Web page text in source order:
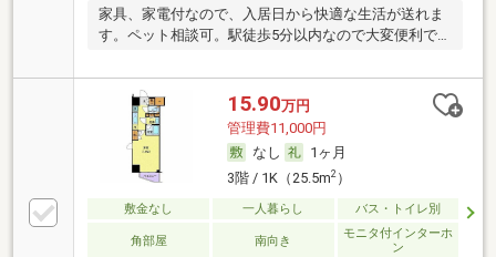
家具、家電付なので、入居日から快適な生活が送れま
す。ペット相談可。駅徒歩5分以内なので大変便利で
15.90万円
管理費11,000円
なし
1ヶ月
3階 / 1K（25.5m2）
敷金なし 一人暮らし バス・トイレ別
角部屋 南向き
モニタ付インターホ
ン